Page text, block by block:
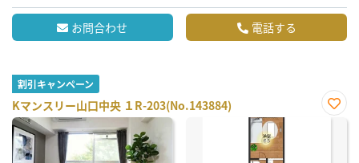
お問合わせ 電話する
割引キャンペーン
Kマンスリー山口中央 １R-203(No.143884)
お気